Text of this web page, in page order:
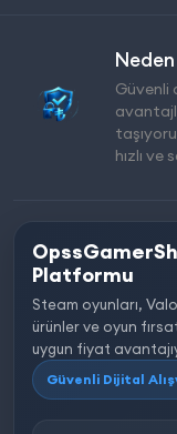
Güvenli
hızlı ve
Platformu
Steam oyunları,
ürünler ve oyun
uygun fiyat
Güvenli Dijital